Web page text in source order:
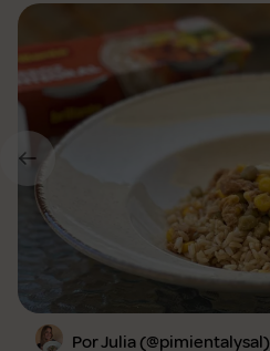
Por Julia (@pimientalysal)